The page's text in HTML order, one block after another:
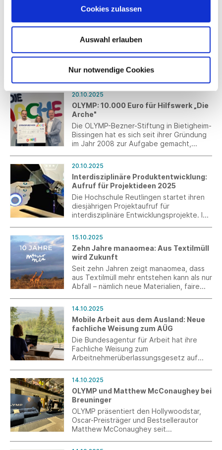
Cookies zulassen
Auswahl erlauben
Nur notwendige Cookies
veröffentlicht. Sie regelt, dass alle
noch gültigen Aufenthaltserlaubnisse bis
zum 4. März 2027 fortgelten.
20.10.2025
Reutlingen neu gewählt
Prof. Dr. Marc Brecht und Prof. Dr.
der Hochschule Reutlingen.
20.10.2025
OLYMP: 10.000 Euro für Hilfswerk „Die
Arche"
Die OLYMP-Bezner-Stiftung in Bietigheim-
Bissingen hat es sich seit ihrer Gründung
im Jahr 2008 zur Aufgabe gemacht,
Bildung zu unterstützen. Das Christliche
Kinder- und Jugendwerk „Die Arche“ zählt
seit vielen Jahren ebenfalls zu den
zahlreichen und regelmäßig geförderten
nationalen und internationalen
Stiftungsprojekten.
20.10.2025
Interdisziplinäre Produktentwicklung:
Aufruf für Projektideen 2025
Die Hochschule Reutlingen startet ihren
diesjährigen Projektaufruf für
interdisziplinäre Entwicklungsprojekte. Im
Projektteam gebildet.
15.10.2025
Zehn Jahre manaomea: Aus Textilmüll
wird Zukunft
Seit zehn Jahren zeigt manaomea, dass
aus Textilmüll mehr entstehen kann als nur
Abfall – nämlich neue Materialien, faire
nur sein Bestehen, sondern kündigt einen
entscheidenden nächsten Schritt an: die
Planung der ersten manaomea
Microfactory.
14.10.2025
Mobile Arbeit aus dem Ausland: Neue
fachliche Weisung zum AÜG
Die Bundesagentur für Arbeit hat ihre
Fachliche Weisung zum
Arbeitnehmerüberlassungsgesetz auf
insbesondere die Auffassung zu mobiler
Arbeit ausschließlich aus dem Ausland
korrigiert.
14.10.2025
OLYMP und Matthew McConaughey bei
Breuninger
OLYMP präsentiert den Hollywoodstar,
Oscar-Preisträger und Bestsellerautor
Matthew McConaughey seit